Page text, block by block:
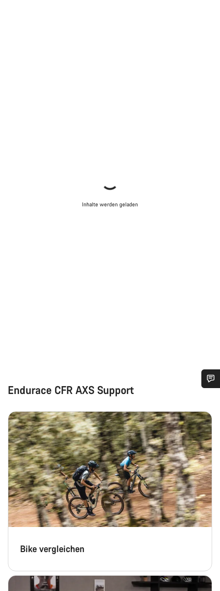
Inhalte werden geladen
Endurace CFR AXS Support
Bike vergleichen
Benötigst du Hilfe?
Unsere Experten stehen dir jetzt im Chat zur Verfügung.
Chat starten
Schließen